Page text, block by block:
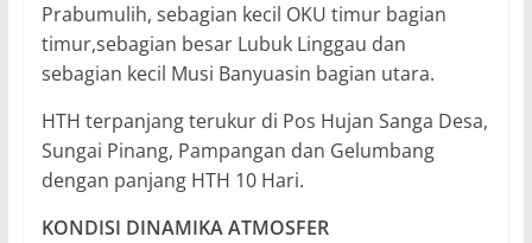
Prabumulih, sebagian kecil OKU timur bagian
timur,sebagian besar Lubuk Linggau dan
sebagian kecil Musi Banyuasin bagian utara.
HTH terpanjang terukur di Pos Hujan Sanga Desa,
Sungai Pinang, Pampangan dan Gelumbang
dengan panjang HTH 10 Hari.
KONDISI DINAMIKA ATMOSFER